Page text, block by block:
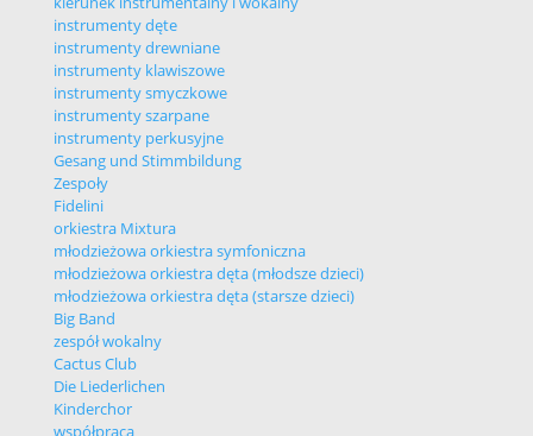
instrumenty dęte
instrumenty drewniane
instrumenty klawiszowe
instrumenty smyczkowe
instrumenty szarpane
instrumenty perkusyjne
Gesang und Stimmbildung
Zespoły
Fidelini
orkiestra Mixtura
młodzieżowa orkiestra symfoniczna
młodzieżowa orkiestra dęta (młodsze dzieci)
młodzieżowa orkiestra dęta (starsze dzieci)
Big Band
zespół wokalny
Cactus Club
Die Liederlichen
Kinderchor
współpraca